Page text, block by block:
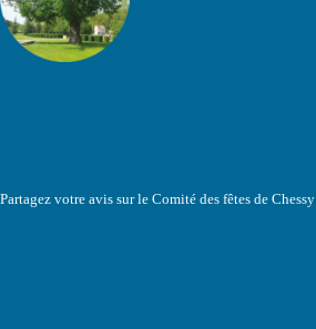
Partagez votre avis sur le Comité des fêtes de Chessy